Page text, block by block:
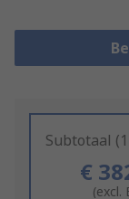
Subtotaal
€
(excl.